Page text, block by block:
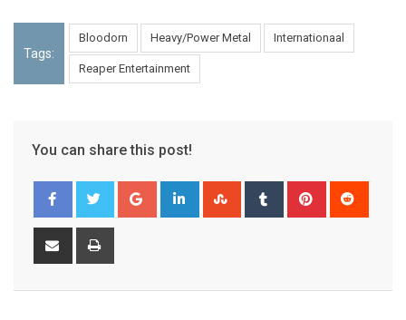
Tags:
Bloodorn Heavy/Power Metal Internationaal
Reaper Entertainment
You can share this post!